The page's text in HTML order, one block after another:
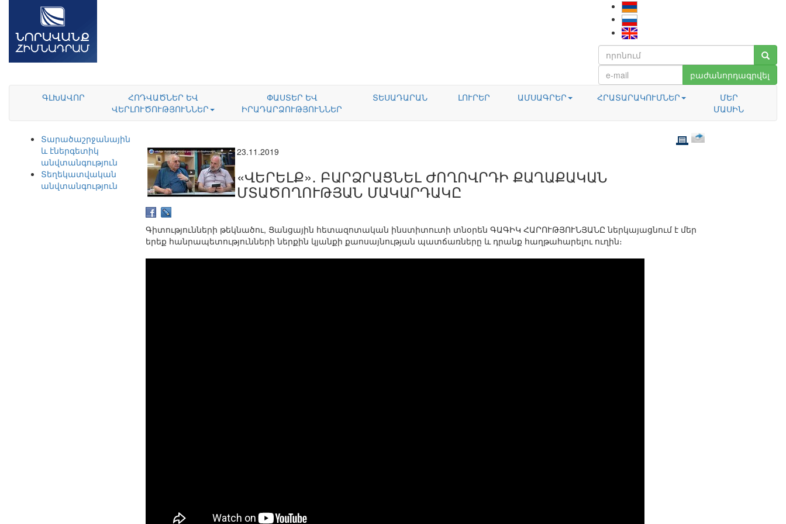
բաժանորդագրվել
ԳԼԽԱՎՈՐ
ՀՈԴՎԱԾՆԵՐ ԵՎ
ՎԵՐԼՈՒԾՈՒԹՅՈՒՆՆԵՐ
ՓԱՍՏԵՐ ԵՎ
ԻՐԱԴԱՐՁՈՒԹՅՈՒՆՆԵՐ
ՏԵՍԱԴԱՐԱՆ ԼՈՒՐԵՐ ԱՄՍԱԳՐԵՐ ՀՐԱՏԱՐԱԿՈՒՄՆԵՐ
ՄԵՐ
ՄԱՍԻՆ
Տարածաշրջանային
և էներգետիկ
անվտանգություն
Տեղեկատվական
անվտանգություն
23.11.2019
«ՎԵՐԵԼՔ»․ ԲԱՐՁՐԱՑՆԵԼ ԺՈՂՈՎՐԴԻ ՔԱՂԱՔԱԿԱՆ
ՄՏԱԾՈՂՈՒԹՅԱՆ ՄԱԿԱՐԴԱԿԸ
Գիտությունների թեկնածու, Ցանցային հետազոտական ինստիտուտի տնօրեն ԳԱԳԻԿ ՀԱՐՈՒԹՅՈՒՆՅԱՆԸ ներկայացնում է մեր
երեք հանրապետությունների ներքին կյանքի քաոսայնության պատճառները և դրանք հաղթահարելու ուղին։